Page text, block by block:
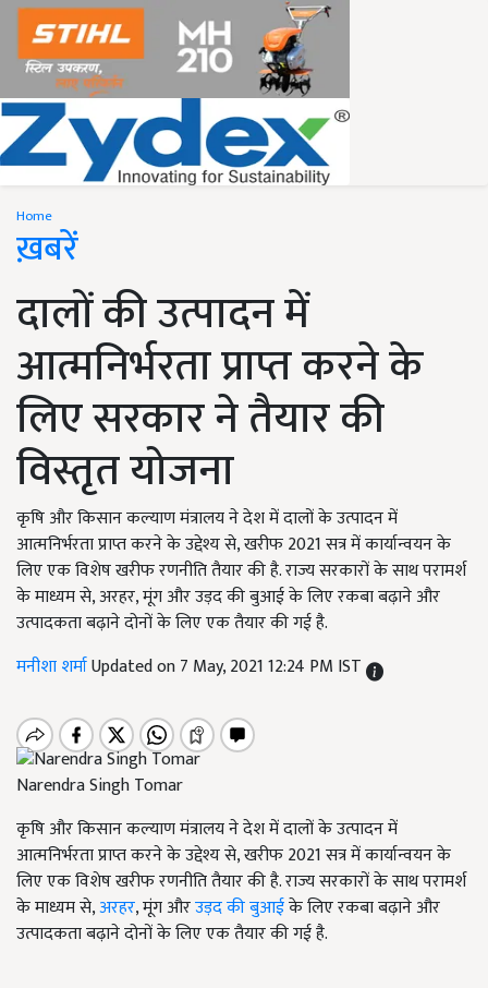
Home
ख़बरें
दालों की उत्पादन में
आत्मनिर्भरता प्राप्त करने के
लिए सरकार ने तैयार की
विस्तृत योजना
कृषि और किसान कल्याण मंत्रालय ने देश में दालों के उत्पादन में
आत्मनिर्भरता प्राप्त करने के उद्देश्य से, खरीफ 2021 सत्र में कार्यान्वयन के
लिए एक विशेष खरीफ रणनीति तैयार की है. राज्य सरकारों के साथ परामर्श
के माध्यम से, अरहर, मूंग और उड़द की बुआई के लिए रकबा बढ़ाने और
उत्पादकता बढ़ाने दोनों के लिए एक तैयार की गई है.
मनीशा शर्माUpdated on 7 May, 2021 12:24 PM IST
Narendra Singh Tomar
कृषि और किसान कल्याण मंत्रालय ने देश में दालों के उत्पादन में
आत्मनिर्भरता प्राप्त करने के उद्देश्य से, खरीफ 2021 सत्र में कार्यान्वयन के
लिए एक विशेष खरीफ रणनीति तैयार की है. राज्य सरकारों के साथ परामर्श
के माध्यम से,अरहर, मूंग औरउड़द की बुआईके लिए रकबा बढ़ाने और
उत्पादकता बढ़ाने दोनों के लिए एक तैयार की गई है.